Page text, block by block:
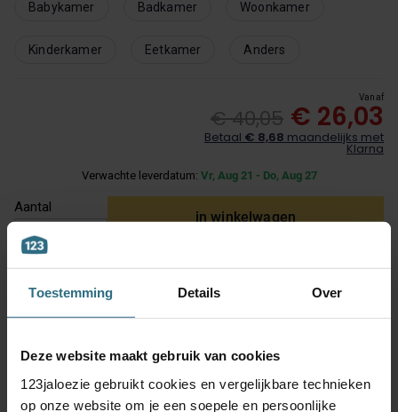
Toestemming Details Over
Deze website maakt gebruik van cookies
123jaloezie gebruikt cookies en vergelijkbare technieken
op onze website om je een soepele en persoonlijke
Babykamer Badkamer Woonkamer
Kinderkamer Eetkamer Anders
Vanaf
€ 40,05 € 26,03
Betaal € 8,68 maandelijks met
Klarna
Verwachte leverdatum: Vr, Aug 21 - Do, Aug 27
Aantal
in winkelwagen
Verwachte leverdatum
Ontdek meer over bezorging